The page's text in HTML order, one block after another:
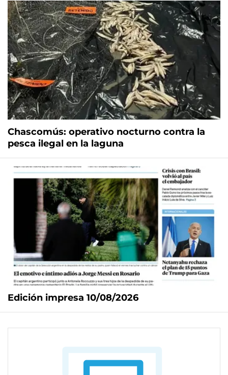
Chascomús: operativo nocturno contra la
pesca ilegal en la laguna
Edición impresa 10/08/2026